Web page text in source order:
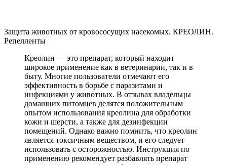
Защита животных от кровососущих насекомых. КРЕОЛИН.
Репелленты
Креолин — это препарат, который находит
широкое применение как в ветеринарии, так и в
быту. Многие пользователи отмечают его
эффективность в борьбе с паразитами и
инфекциями у животных. В отзывах владельцы
домашних питомцев делятся положительным
опытом использования креолина для обработки
кожи и шерсти, а также для дезинфекции
помещений. Однако важно помнить, что креолин
является токсичным веществом, и его следует
использовать с осторожностью. Инструкция по
применению рекомендует разбавлять препарат